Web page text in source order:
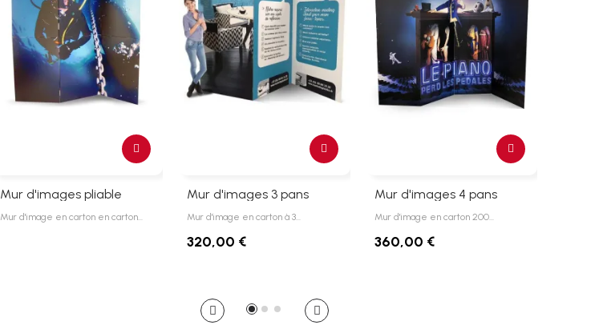
Mur d'images pliable
Mur d'image en carton en carton…
Mur d'images 3 pans
Mur d'image en carton à 3…
320,00 €
Mur d'images 4 pans
Mur d'image en carton 200…
360,00 €